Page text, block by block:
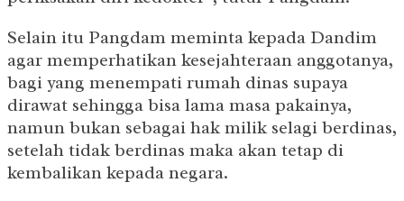
Selain itu Pangdam meminta kepada Dandim
agar memperhatikan kesejahteraan anggotanya,
bagi yang menempati rumah dinas supaya
dirawat sehingga bisa lama masa pakainya,
namun bukan sebagai hak milik selagi berdinas,
setelah tidak berdinas maka akan tetap di
kembalikan kepada negara.